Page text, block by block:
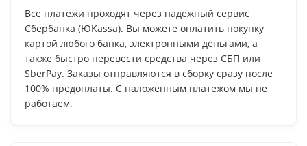
Все платежи проходят через надежный сервис
Сбербанка (ЮKassa). Вы можете оплатить покупку
картой любого банка, электронными деньгами, а
также быстро перевести средства через СБП или
SberPay. Заказы отправляются в сборку сразу после
100% предоплаты. С наложенным платежом мы не
работаем.